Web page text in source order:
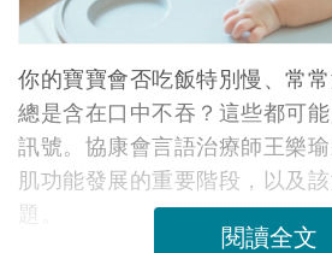
你的寶寶會否吃飯特別慢、常
總是含在口中不吞？這些都可
訊號。協康會言語治療師王樂
肌功能發展的重要階段，以及
題。
閱讀全文